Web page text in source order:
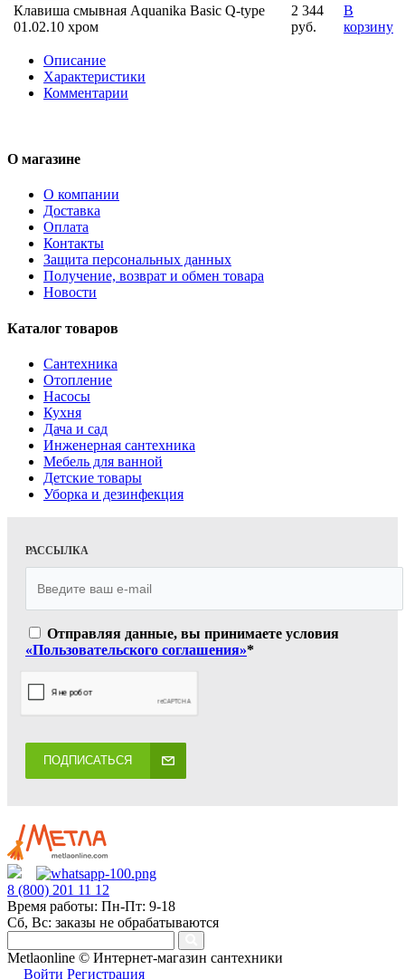
Клавиша смывная Aquanika Basic Q-type
01.02.10 хром
2 344
руб.
В
корзину
Описание
Характеристики
Комментарии
О магазине
О компании
Доставка
Оплата
Контакты
Защита персональных данных
Получение, возврат и обмен товара
Новости
Каталог товаров
Сантехника
Отопление
Насосы
Кухня
Дача и сад
Инженерная сантехника
Мебель для ванной
Детские товары
Уборка и дезинфекция
РАССЫЛКА
Отправляя данные, вы принимаете условия
«Пользовательского соглашения»*
ПОДПИСАТЬСЯ
8 (800) 201 11 12
Время работы: Пн-Пт: 9-18
Сб, Вс: заказы не обрабатываются
Metlaonline © Интернет-магазин сантехники
Войти Регистрация